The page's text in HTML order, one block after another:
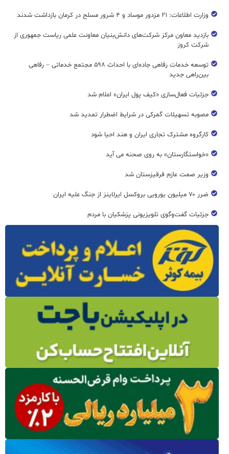
وزارت اطلاعات: ۲۱ مزدور موساد و ۴ شرور مسلح در کرمان بازداشت شدند
بازدید معاون مرکز شرکت‌های دانش‌بنیان معاونت علمی ریاست جمهوری از
شرکت کروز
توسعه خدمات رفاهی جاده‌ای با احداث ۵۹۸ مجتمع خدماتی – رفاهی
بین‌راهی جدید
جزئیات فعال‌سازی «کیف پول ایران» اعلام شد
مصوبه تسهیلات گمرکی در شرایط اضطرار تمدید شد
کارگروه مشترک تجاری ایران و هند احیا شود
«خواستگارستان» به روی صحنه می آید
وزیر صمت عازم قرقیزستان شد
ضرر ۷۰ میلیون یورویی بروکسل ایرلاینز از جنگ علیه ایران
جزئیات گفت‌وگوی تلویزیونی پزشکیان با مردم